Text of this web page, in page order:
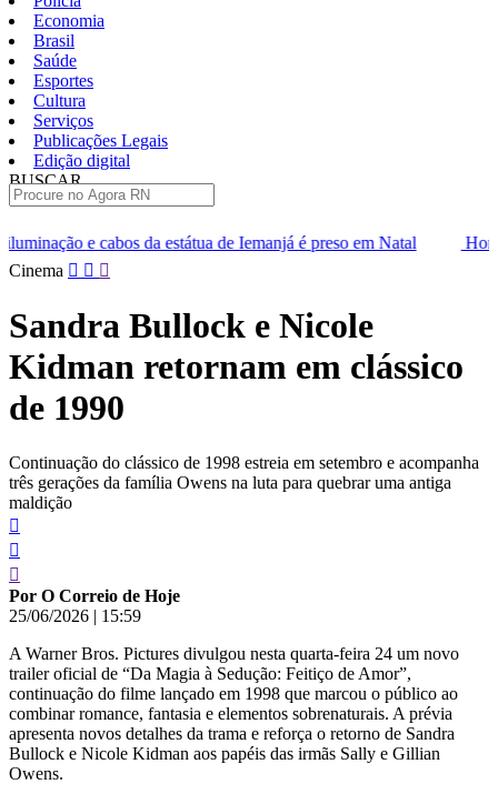
Economia
Brasil
Saúde
Esportes
Cultura
Serviços
Publicações Legais
Edição digital
BUSCAR
de Iemanjá é preso em Natal
Homem é preso por
Pular
conteúdo
Cinema
Sandra Bullock e Nicole
Kidman retornam em clássico
de 1990
Continuação do clássico de 1998 estreia em setembro e acompanha
três gerações da família Owens na luta para quebrar uma antiga
maldição
Por O Correio de Hoje
25/06/2026 | 15:59
A Warner Bros. Pictures divulgou nesta quarta-feira 24 um novo
trailer oficial de “Da Magia à Sedução: Feitiço de Amor”,
continuação do filme lançado em 1998 que marcou o público ao
combinar romance, fantasia e elementos sobrenaturais. A prévia
apresenta novos detalhes da trama e reforça o retorno de Sandra
Bullock e Nicole Kidman aos papéis das irmãs Sally e Gillian
Owens.